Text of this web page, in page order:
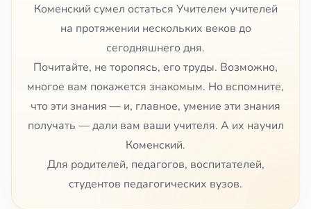
Коменский сумел остаться Учителем учителей
на протяжении нескольких веков до
сегодняшнего дня.
Почитайте, не торопясь, его труды. Возможно,
многое вам покажется знакомым. Но вспомните,
что эти знания — и, главное, умение эти знания
получать — дали вам ваши учителя. А их научил
Коменский.
Для родителей, педагогов, воспитателей,
студентов педагогических вузов.